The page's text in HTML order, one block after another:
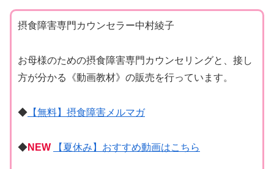
摂食障害専門カウンセラー中村綾子
お母様のための摂食障害専門カウンセリングと、接し
方が分かる《動画教材》の販売を行っています。
◆ 【無料】摂食障害メルマガ
◆NEW 【夏休み】おすすめ動画はこちら